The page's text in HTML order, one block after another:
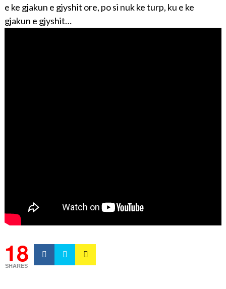
e ke gjakun e gjyshit ore, po si nuk ke turp, ku e ke
gjakun e gjyshit…
18
SHARES